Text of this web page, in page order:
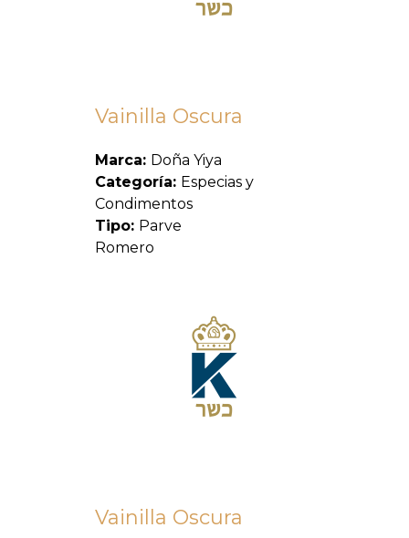
Vainilla Oscura
Marca: Doña Yiya
Categoría: Especias y
Condimentos
Tipo: Parve
Romero
Vainilla Oscura